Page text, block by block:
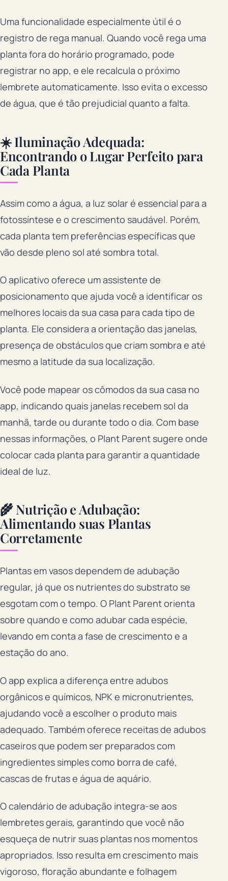
Uma funcionalidade especialmente útil é o
registro de rega manual. Quando você rega uma
planta fora do horário programado, pode
registrar no app, e ele recalcula o próximo
lembrete automaticamente. Isso evita o excesso
de água, que é tão prejudicial quanto a falta.
☀️ Iluminação Adequada:
Encontrando o Lugar Perfeito para
Cada Planta
Assim como a água, a luz solar é essencial para a
fotossíntese e o crescimento saudável. Porém,
cada planta tem preferências específicas que
vão desde pleno sol até sombra total.
O aplicativo oferece um assistente de
posicionamento que ajuda você a identificar os
melhores locais da sua casa para cada tipo de
planta. Ele considera a orientação das janelas,
presença de obstáculos que criam sombra e até
mesmo a latitude da sua localização.
Você pode mapear os cômodos da sua casa no
app, indicando quais janelas recebem sol da
manhã, tarde ou durante todo o dia. Com base
nessas informações, o Plant Parent sugere onde
colocar cada planta para garantir a quantidade
ideal de luz.
🌾 Nutrição e Adubação:
Alimentando suas Plantas
Corretamente
Plantas em vasos dependem de adubação
regular, já que os nutrientes do substrato se
esgotam com o tempo. O Plant Parent orienta
sobre quando e como adubar cada espécie,
levando em conta a fase de crescimento e a
estação do ano.
O app explica a diferença entre adubos
orgânicos e químicos, NPK e micronutrientes,
ajudando você a escolher o produto mais
adequado. Também oferece receitas de adubos
caseiros que podem ser preparados com
ingredientes simples como borra de café,
cascas de frutas e água de aquário.
O calendário de adubação integra-se aos
lembretes gerais, garantindo que você não
esqueça de nutrir suas plantas nos momentos
apropriados. Isso resulta em crescimento mais
vigoroso, floração abundante e folhagem